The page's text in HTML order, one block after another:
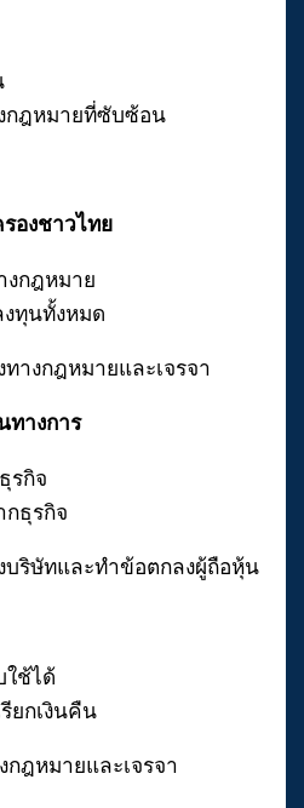
กฎหมายที่ซับซ้อน
องชาวไทย
งกฎหมาย
งทุนทั้งหมด
างกฎหมายและเจรจา
ทางการ
รกิจ
กธุรกิจ
บริษัทและทำข้อตกลงผู้ถือหุ้น
ช้ได้
ยกเงินคืน
กฎหมายและเจรจา